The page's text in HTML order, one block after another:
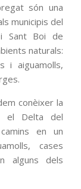
són una
municipis del
i Sant Boi de
naturals:
i aiguamolls,
conèixer la
el Delta del
en un
cases
alguns dels